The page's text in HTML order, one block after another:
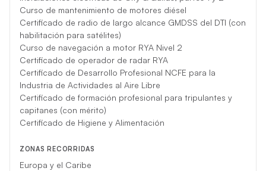
Curso de mantenimiento de motores diésel
Certificado de radio de largo alcance GMDSS del DTI (con
habilitación para satélites)
Curso de navegación a motor RYA Nivel 2
Certificado de operador de radar RYA
Certificado de Desarrollo Profesional NCFE para la
Industria de Actividades al Aire Libre
Certificado de formación profesional para tripulantes y
capitanes (con mérito)
Certificado de Higiene y Alimentación
ZONAS RECORRIDAS
Europa y el Caribe